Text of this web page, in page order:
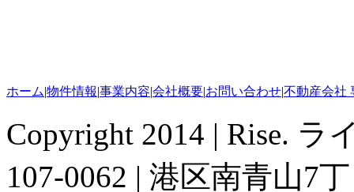
ホーム|物件情報|事業内容|会社概要|お問い合わせ|不動産会社
Copyright 2014 | Rise. ラ
107-0062 | 港区南青山7